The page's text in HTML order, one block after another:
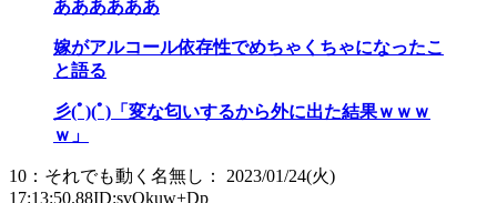
ああああああ
嫁がアルコール依存性でめちゃくちゃになったこ
と語る
彡(ﾟ)(ﾟ)「変な匂いするから外に出た結果ｗｗｗ
ｗ」
10：それでも動く名無し： 2023/01/24(火)
17:13:50.88ID:svOkuw+Dp